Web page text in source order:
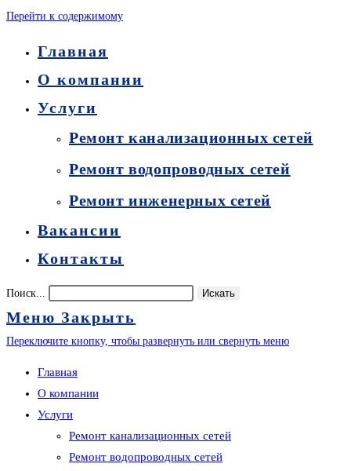
Перейти к содержимому
Главная
О компании
Услуги
Ремонт канализационных сетей
Ремонт водопроводных сетей
Ремонт инженерных сетей
Вакансии
Контакты
Поиск... Искать
Меню Закрыть
Переключите кнопку, чтобы развернуть или свернуть меню
Главная
О компании
Услуги
Ремонт канализационных сетей
Ремонт водопроводных сетей